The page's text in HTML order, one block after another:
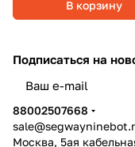
В корзину
Подписаться на
88002507668
Москва, 5ая